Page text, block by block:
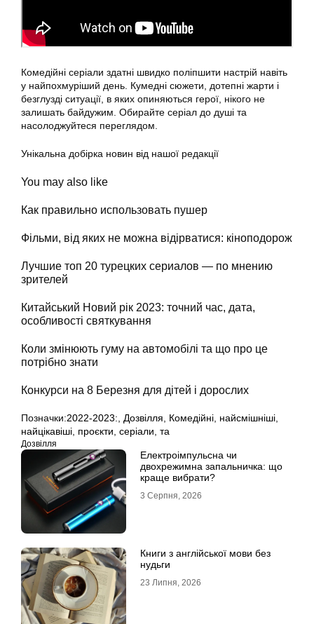
Комедійні серіали здатні швидко поліпшити настрій навіть
у найпохмуріший день. Кумедні сюжети, дотепні жарти і
безглузді ситуації, в яких опиняються герої, нікого не
залишать байдужим. Обирайте серіал до душі та
насолоджуйтеся переглядом.
Унікальна добірка новин від нашої редакції
You may also like
Как правильно использовать пушер
Фільми, від яких не можна відірватися: кіноподорож
Лучшие топ 20 турецких сериалов — по мнению
зрителей
Китайський Новий рік 2023: точний час, дата,
особливості святкування
Коли змінюють гуму на автомобілі та що про це
потрібно знати
Конкурси на 8 Березня для дітей і дорослих
Позначки:2022-2023: Дозвілля Комедійні найсмішніші
найцікавіші проєкти серіали та
Дозвілля
Електроімпульсна чи
двохрежимна запальничка: що
краще вибрати?
3 Серпня, 2026
Книги з англійської мови без
нудьги
23 Липня, 2026